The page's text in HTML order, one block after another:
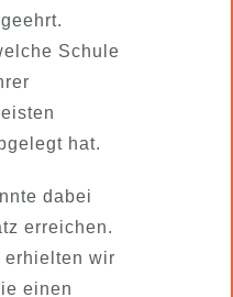
Schule
hat.
dabei
erreichen.
erhielten wir
einen